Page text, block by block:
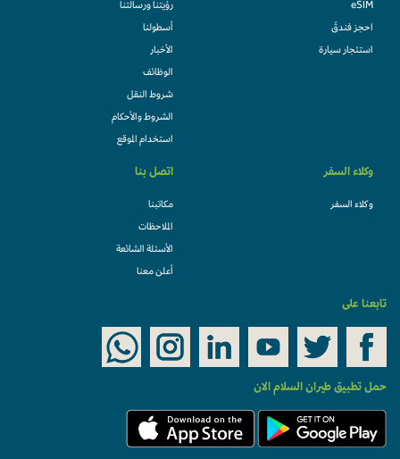
eSIM
احجز فندقً
استئجار سيارة
رؤيتنا ورسالتنا
أسطولنا
الأخبار
الوظائف
شروط النقل
الشروط والأحكام
استخدام الموقع
وكلاء السفر
وكلاء السفر
اتصل بنا
مكاتبنا
الملاحظات
الأسئلة الشائعة
أعلن معنا
تابعنا على
حمل تطبيق طيران السلام الان